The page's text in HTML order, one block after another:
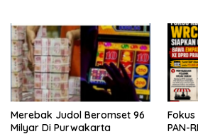
Merebak Judol Beromset 96
Milyar Di Purwakarta
Fokus
PAN-